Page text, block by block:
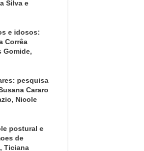
Silva e
e idosos:
Corrêa
Gomide,
pesquisa
Cararo
Nicole
postural e
de
Ticiana